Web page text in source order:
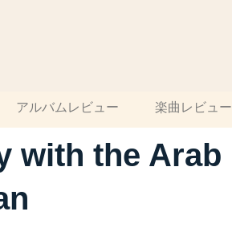
アルバムレビュー 楽曲レビュー
with the Arab